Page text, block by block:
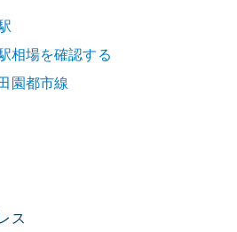
相場を確認する
園都市線
ス